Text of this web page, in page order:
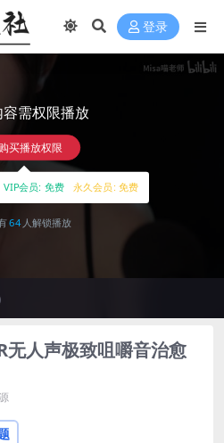
登录
需权限播放
购买播放权限
VIP会员: 免费 永久会员: 免费
64 人解锁播放
人声极致咀嚼音治愈